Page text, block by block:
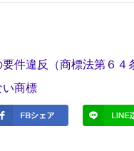
件違反（商標法第６４
い商標